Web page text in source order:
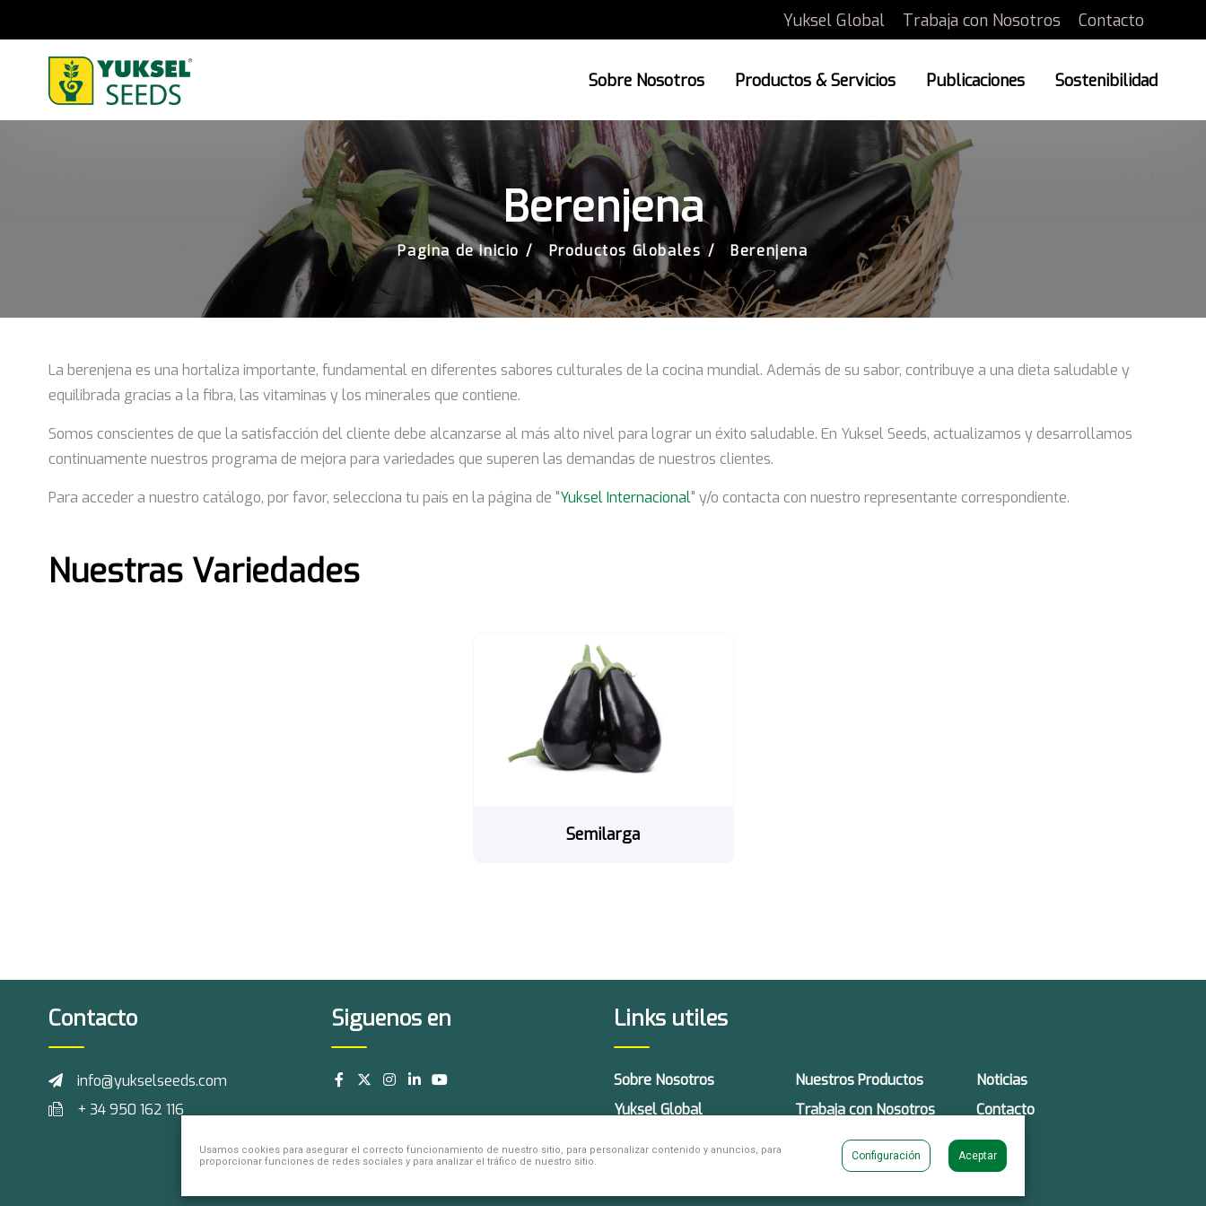
Yuksel Global Trabaja con Nosotros Contacto
Sobre Nosotros Productos & Servicios Publicaciones Sostenibilidad
Berenjena
Pagina de inicio Productos Globales Berenjena
La berenjena es una hortaliza importante, fundamental en diferentes sabores culturales de la cocina mundial. Además de su sabor, contribuye a una dieta saludable y
equilibrada gracias a la fibra, las vitaminas y los minerales que contiene.
Somos conscientes de que la satisfacción del cliente debe alcanzarse al más alto nivel para lograr un éxito saludable. En Yuksel Seeds, actualizamos y desarrollamos
continuamente nuestros programa de mejora para variedades que superen las demandas de nuestros clientes.
Para acceder a nuestro catálogo, por favor, selecciona tu país en la página de "Yuksel Internacional" y/o contacta con nuestro representante correspondiente.
Nuestras Variedades
Semilarga
Contacto
info@yukselseeds.com
+ 34 950 162 116
Siguenos en Links utiles
Sobre Nosotros Nuestros Productos
Noticias
Yuksel Global
Trabaja con Nosotros Contacto
Usamos cookies para asegurar el correcto funcionamiento de nuestro sitio, para personalizar contenido y anuncios, para
proporcionar funciones de redes sociales y para analizar el tráfico de nuestro sitio.
Configuración Aceptar